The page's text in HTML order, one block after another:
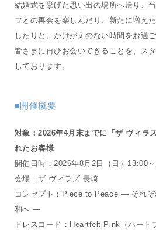
結婚式を挙げた思い出の場所へ帰り、
フとの再会を楽しんだり、新たに増え
したりと、かけがえのない時間をお過
皆さまに再びお会いできることを、ス
しております。
■開催概要
対象：2026年4月末までに「ザ ヴィラ
れたお客様
開催日時：2026年8月2日（日）13:00
会場：ザ ヴィラズ 長崎
コンセプト：Piece to Peace ― それぞ
和へ ―
ドレスコード：Heartfelt Pink（ハート